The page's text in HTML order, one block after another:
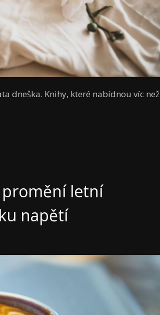
dneška. Knihy, které nabídnou víc než
letní
napětí